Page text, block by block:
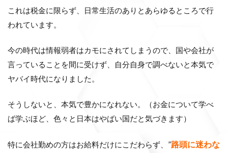
これは税金に限らず、日常生活のありとあらゆるところで行
われています。
今の時代は情報弱者はカモにされてしまうので、国や会社が
言っていることを間に受けず、自分自身で調べないと本気で
ヤバイ時代になりました。
そうしないと、本気で豊かになれない。（お金について学べ
ば学ぶほど、色々と日本はやばい国だと気づきます）
特に会社勤めの方はお給料だけにこだわらず、”路頭に迷わな